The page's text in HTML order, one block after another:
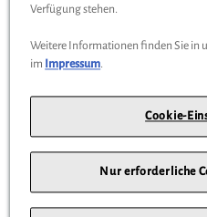
Nur noch
Verfügung stehen.
Weitere Informationen finden Sie in
im Impressum.
Cookie-
Nur erforderliche